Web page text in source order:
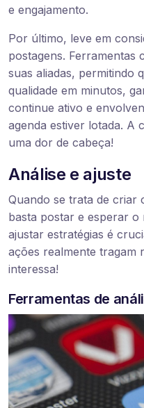
e engajamento.
Por último, leve em
postagens. Ferramentas
suas aliadas, permitindo
qualidade em minutos,
continue ativo e
agenda estiver lotada. A
uma dor de cabeça!
Análise e ajuste
Quando se trata de criar
basta postar e esperar o
ajustar estratégias é
ações realmente tragam
interessa!
Ferramentas de